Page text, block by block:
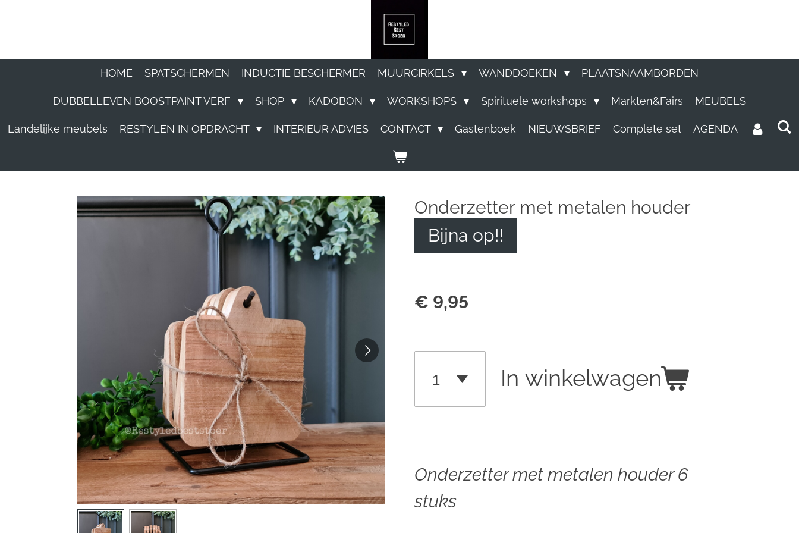
hoofdinhoud
HOME SPATSCHERMEN INDUCTIE BESCHERMER MUURCIRKELS WANDDOEKEN PLAATSNAAMBORDEN
DUBBELLEVEN BOOSTPAINT VERF SHOP KADOBON WORKSHOPS Spirituele workshops Markten&Fairs MEUBELS
Landelijke meubels RESTYLEN IN OPDRACHT INTERIEUR ADVIES CONTACT Gastenboek NIEUWSBRIEF Complete set AGENDA
Onderzetter met metalen houder
Bijna op!!
€ 9,95
In winkelwagen
Onderzetter met metalen houder 6
stuks